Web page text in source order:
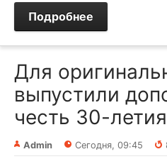
Подробнее
Для
выпустили
честь 30-
Admin Сегодня, 09:45